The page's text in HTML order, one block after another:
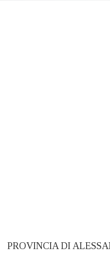
PROVINCIA DI